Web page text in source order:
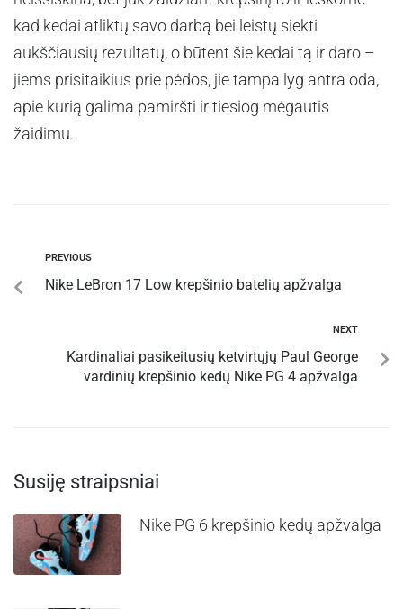
kad kedai atliktų savo darbą bei leistų siekti
aukščiausių rezultatų, o būtent šie kedai tą ir daro –
jiems prisitaikius prie pėdos, jie tampa lyg antra oda,
apie kurią galima pamiršti ir tiesiog mėgautis
žaidimu.
PREVIOUS
Nike LeBron 17 Low krepšinio batelių apžvalga
NEXT
Kardinaliai pasikeitusių ketvirtųjų Paul George
vardinių krepšinio kedų Nike PG 4 apžvalga
Susiję straipsniai
Nike PG 6 krepšinio kedų apžvalga